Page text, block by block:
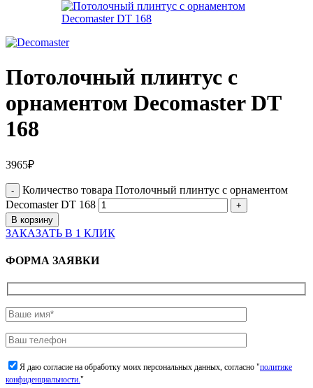
Потолочный плинтус с
орнаментом Decomaster DT
168
3965₽
Количество товара Потолочный плинтус с орнаментом
Decomaster DT 168
В корзину
ЗАКАЗАТЬ В 1 КЛИК
ФОРМА ЗАЯВКИ
Я даю согласие на обработку моих персональных данных, согласно "политике
конфиденциальности."